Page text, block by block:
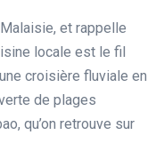
et rappelle
locale est le fil
croisière fluviale en
de plages
qu’on retrouve sur